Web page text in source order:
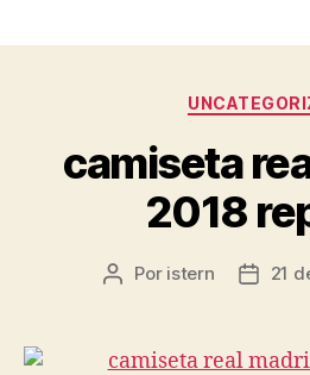
camiseta
2018
Autor
entrada
Por istern
Fecha
21